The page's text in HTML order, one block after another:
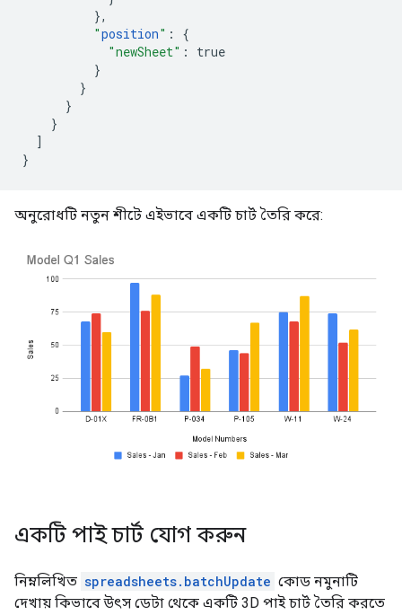
},
"position" :
{
"newSheet" :
true
}
}
}
}
]
}
অনুরোধটি নতুন শীটে এইভাবে একটি চার্ট তৈরি করে:
একটি পাই চার্ট যোগ করুন
নিম্নলিখিত spreadsheets.batchUpdate কোড নমুনাটি
দেখায় কিভাবে উৎস ডেটা থেকে একটি 3D পাই চার্ট তৈরি করতে